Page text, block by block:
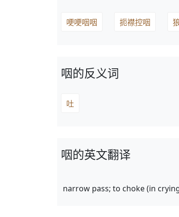
哽哽咽咽 扼襟控咽
咽的反义词
吐
咽的英文翻译
narrow pass; to choke (in